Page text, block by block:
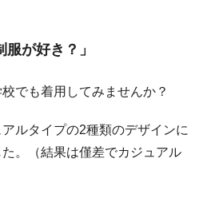
が好き？」
でも着用してみませんか？
ルタイプの2種類のデザインに
。（結果は僅差でカジュアル